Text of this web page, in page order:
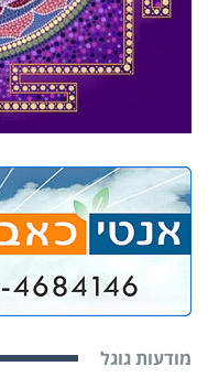
מודעות גוגל